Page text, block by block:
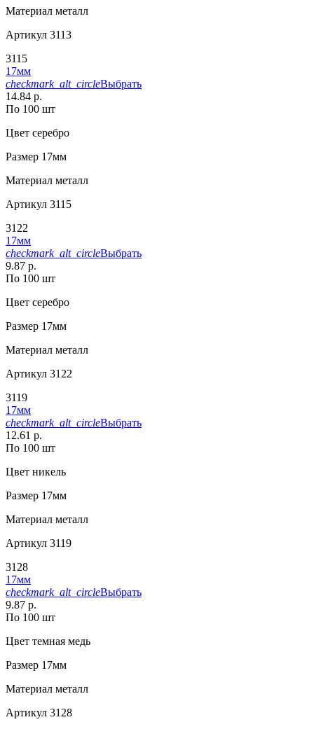
Материал металл
Артикул 3113
3115
17мм
checkmark_alt_circleВыбрать
14.84 р.
По 100 шт
Цвет серебро
Размер 17мм
Материал металл
Артикул 3115
3122
17мм
checkmark_alt_circleВыбрать
9.87 р.
По 100 шт
Цвет серебро
Размер 17мм
Материал металл
Артикул 3122
3119
17мм
checkmark_alt_circleВыбрать
12.61 р.
По 100 шт
Цвет никель
Размер 17мм
Материал металл
Артикул 3119
3128
17мм
checkmark_alt_circleВыбрать
9.87 р.
По 100 шт
Цвет темная медь
Размер 17мм
Материал металл
Артикул 3128